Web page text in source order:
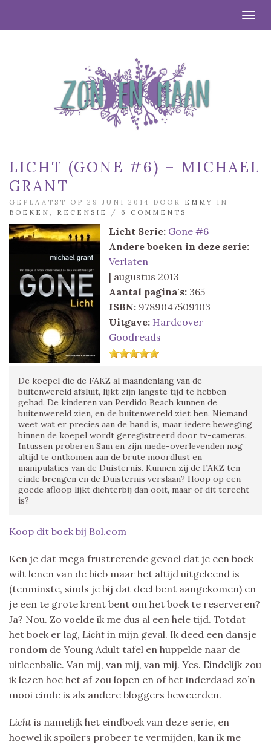
LICHT (GONE #6) – MICHAEL
GRANT
GEPLAATST OP 29 JUNI 2014 DOOR EMMY
IN
BOEKEN
RECENSIE / 6 COMMENTS
Licht Serie: Gone #6
Andere boeken in deze serie:
Verlaten
| augustus 2013
Aantal pagina's: 365
ISBN: 9789047509103
Uitgave: Hardcover
Goodreads
De koepel die de FAKZ al maandenlang van de
buitenwereld afsluit, lijkt zijn langste tijd te hebben
gehad. De kinderen van Perdido Beach kunnen de
buitenwereld zien, en de buitenwereld ziet hen. Niemand
weet wat er precies aan de hand is, maar iedere beweging
binnen de koepel wordt geregistreerd door tv-cameras.
Intussen proberen Sam en zijn mede-overlevenden nog
altijd te ontkomen aan de brute moordlust en
manipulaties van de Duisternis. Kunnen zij de FAKZ ten
einde brengen en de Duisternis verslaan? Hoop op een
goede afloop lijkt dichterbij dan ooit, maar of dit terecht
is?
Koop dit boek bij Bol.com
Ken je dat mega frustrerende gevoel dat je een boek
wilt lenen van de bieb maar het altijd uitgeleend is
(tenminste, sinds je bij dat deel bent aangekomen) en
je een te grote krent bent om het boek te reserveren?
Ja? Nou. Zo voelde ik me dus al een hele tijd. Totdat
het boek er lag, Licht in mijn geval. Ik deed een dansje
rondom de Young Adult tafel en huppelde naar de
uitleenbalie. Van mij, van mij, van mij. Yes. Eindelijk zou
ik lezen hoe het af zou lopen en of het inderdaad zo’n
mooi einde is als andere bloggers beweerden.
Licht is namelijk het eindboek van deze serie, en
hoewel ik spoilers probeer te vermijden, kan ik me